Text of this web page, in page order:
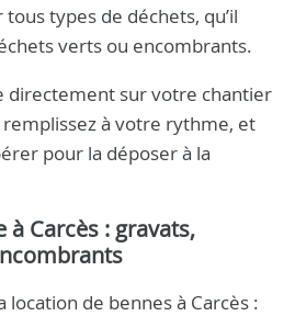
types de déchets, qu’il
verts ou encombrants.
directement sur votre chantier
remplissez à votre rythme, et
pour la déposer à la
à Carcès : gravats,
location de bennes à Carcès :